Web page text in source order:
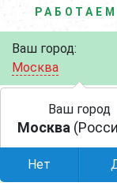
Ваш город:
Москва
Ваш город
Москва
Нет